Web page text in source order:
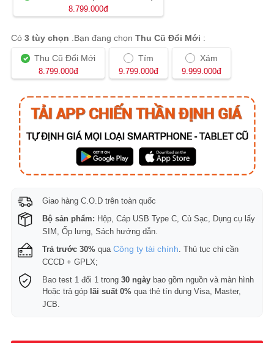
8.799.000đ
Có3 tùy chọn .Bạn đang chọnThu Cũ Đổi Mới :
Thu Cũ Đổi Mới
8.799.000đ
Tím
9.799.000đ
Xám
9.999.000đ
Giao hàng C.O.D trên toàn quốc
Bộ sản phẩm: Hộp, Cáp USB Type C, Củ Sạc, Dụng cụ lấy
SIM, Ốp lưng, Sách hướng dẫn.
Trả trước 30% quaCông ty tài chính . Thủ tục chỉ cần
CCCD + GPLX;
Bao test 1 đổi 1 trong30 ngày bao gồm nguồn và màn hình
Hoặc trả góp lãi suất 0% qua thẻ tín dụng Visa, Master,
JCB.